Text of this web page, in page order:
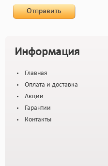
Отправить
Информация
Главная
Оплата и доставка
Акции
Гарантии
Контакты